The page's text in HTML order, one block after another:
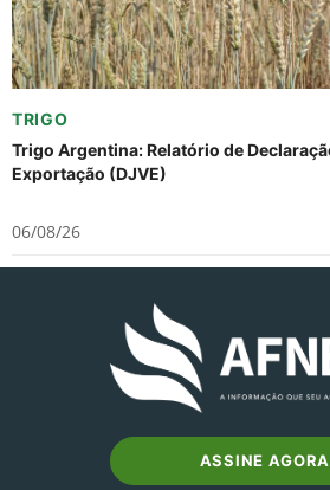
TRIGO
Trigo Argentina: Relatório de
Exportação (DJVE)
06/08/26
ASSINE AGORA